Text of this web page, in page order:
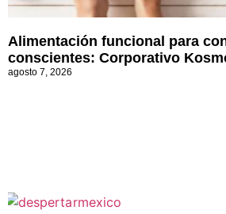
Alimentación funcional para
conscientes: Corporativo
agosto 7, 2026